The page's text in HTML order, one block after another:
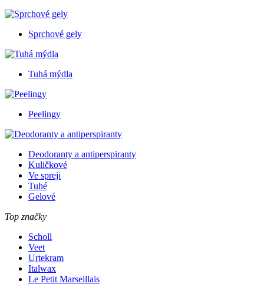
Sprchové gely
Tuhá mýdla
Peelingy
Deodoranty a antiperspiranty
Kuličkové
Ve spreji
Tuhé
Gelové
Top značky
Scholl
Veet
Urtekram
Italwax
Le Petit Marseillais